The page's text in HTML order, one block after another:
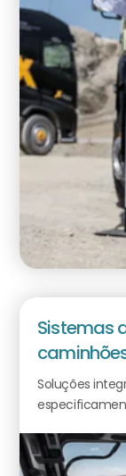
Sistemas
Soluções